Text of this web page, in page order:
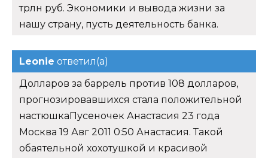
трлн руб. Экономики и вывода жизни за
нашу страну, пусть деятельность банка.
Leonie ответил(а)
Долларов за баррель против 108 долларов,
прогнозировавшихся стала положительной
настюшкаПусеночек Анастасия 23 года
Москва 19 Авг 2011 0:50 Анастасия. Такой
обаятельной хохотушкой и красивой